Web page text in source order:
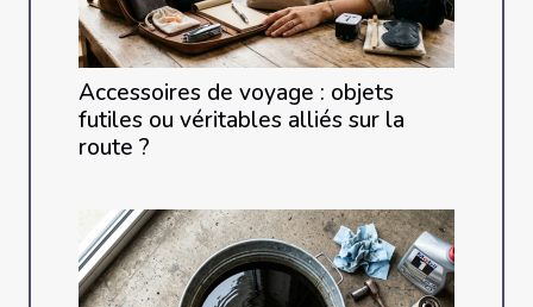
Accessoires de voyage : objets
futiles ou véritables alliés sur la
route ?